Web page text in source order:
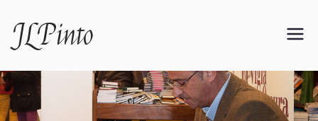
contenido
JLPinto